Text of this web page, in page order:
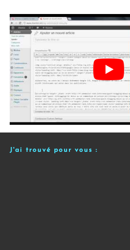
J'ai trouvé pour vous :